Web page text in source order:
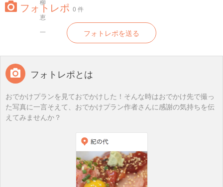
フォトレポ 0 件
フォトレポを送る
フォトレポとは
おでかけプランを見ておでかけした！そんな時はおでかけ先で撮っ
た写真に一言そえて、おでかけプラン作者さんに感謝の気持ちを伝
えてみませんか？